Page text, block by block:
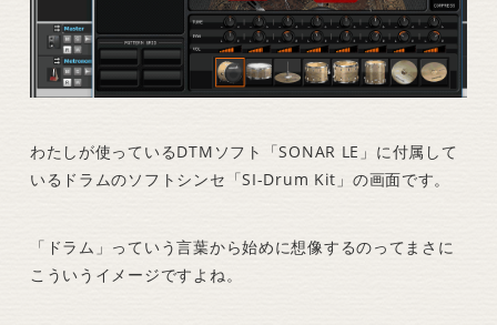
わたしが使っているDTMソフト「SONAR LE」に付属して
いるドラムのソフトシンセ「SI-Drum Kit」の画面です。
「ドラム」っていう言葉から始めに想像するのってまさに
こういうイメージですよね。